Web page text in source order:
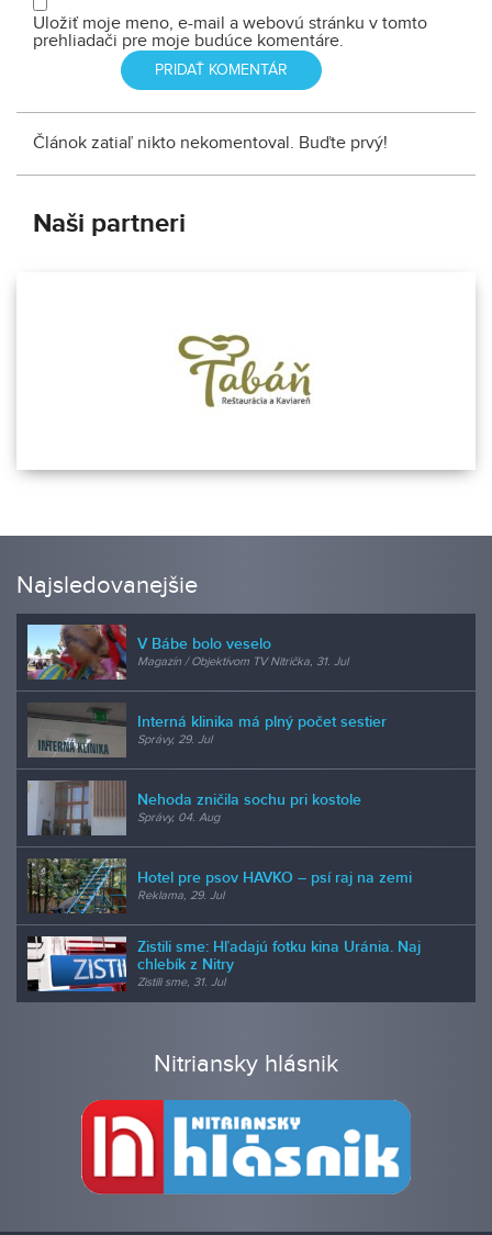
Uložiť moje meno, e-mail a webovú stránku v tomto
prehliadači pre moje budúce komentáre.
Článok zatiaľ nikto nekomentoval. Buďte prvý!
Naši partneri
Najsledovanejšie
V Bábe bolo veselo
Magazín / Objektívom TV Nitrička, 31. Jul
Interná klinika má plný počet sestier
Správy, 29. Jul
Nehoda zničila sochu pri kostole
Správy, 04. Aug
Hotel pre psov HAVKO – psí raj na zemi
Reklama, 29. Jul
Zistili sme: Hľadajú fotku kina Uránia. Naj
chlebík z Nitry
Zistili sme, 31. Jul
Nitriansky hlásnik